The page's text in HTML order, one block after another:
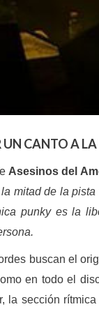
CANTO A
Asesinos del
mitad de la
punky es la
buscan el
en todo el
la sección